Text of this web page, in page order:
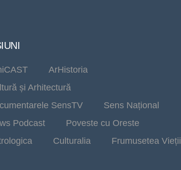
ArHistoria
și Arhitectură
SensTV
Sens Național
Podcast
Poveste cu Oreste
Culturalia Frumusetea Vieții